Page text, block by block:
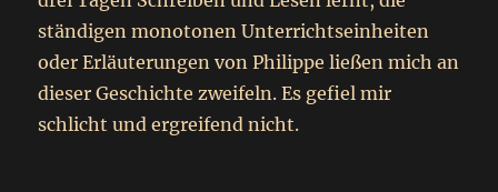
ständigen monotonen Unterrichtseinheiten
oder Erläuterungen von Philippe ließen mich an
dieser Geschichte zweifeln. Es gefiel mir
schlicht und ergreifend nicht.